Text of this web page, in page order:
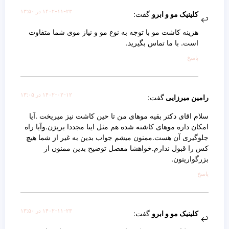
کلینیک مو و ابرو گفت: ۱۴۰۲-۱۱-۲۳ در ۱۳:۵۰
هزینه کاشت مو با توجه به نوع مو و نیاز موی شما متفاوت
است. با ما تماس بگیرید.
پاسخ
رامین میرزایی گفت: ۱۴۰۲-۰۲-۱۲ در ۱۳:۰۵
سلام اقای دکتر بقیه موهای من تا حین کاشت نیز میریخت .آیا
امکان داره موهای کاشته شده هم مثل اینا مجددا بریزن.وآیا راه
جلوگیری آن هست.ممنون میشم جواب بدین به غیر از شما هیچ
کس را قبول ندارم.خواهشا مفصل توضیح بدین ممنون از
بزرگواریتون.
پاسخ
کلینیک مو و ابرو گفت: ۱۴۰۲-۱۱-۲۳ در ۱۳:۵۰